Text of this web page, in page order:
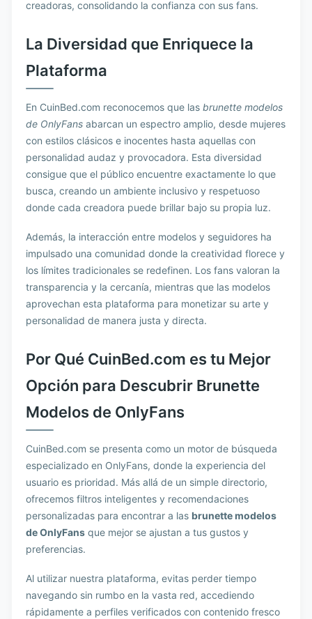
creadoras, consolidando la confianza con sus fans.
La Diversidad que Enriquece la
Plataforma
En CuinBed.com reconocemos que las brunette modelos
de OnlyFans abarcan un espectro amplio, desde mujeres
con estilos clásicos e inocentes hasta aquellas con
personalidad audaz y provocadora. Esta diversidad
consigue que el público encuentre exactamente lo que
busca, creando un ambiente inclusivo y respetuoso
donde cada creadora puede brillar bajo su propia luz.
Además, la interacción entre modelos y seguidores ha
impulsado una comunidad donde la creatividad florece y
los límites tradicionales se redefinen. Los fans valoran la
transparencia y la cercanía, mientras que las modelos
aprovechan esta plataforma para monetizar su arte y
personalidad de manera justa y directa.
Por Qué CuinBed.com es tu Mejor
Opción para Descubrir Brunette
Modelos de OnlyFans
CuinBed.com se presenta como un motor de búsqueda
especializado en OnlyFans, donde la experiencia del
usuario es prioridad. Más allá de un simple directorio,
ofrecemos filtros inteligentes y recomendaciones
personalizadas para encontrar a las brunette modelos
de OnlyFans que mejor se ajustan a tus gustos y
preferencias.
Al utilizar nuestra plataforma, evitas perder tiempo
navegando sin rumbo en la vasta red, accediendo
rápidamente a perfiles verificados con contenido fresco